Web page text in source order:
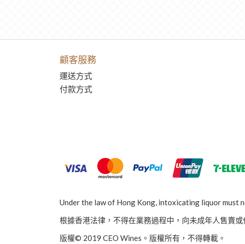
顧客服務
運送方式
付款方式
Under the law of Hong Kong, intoxicating liquor must
根據香港法律，不得在業務過程中，向未成年人售賣或
版權© 2019 CEO Wines。版權所有，不得轉載。